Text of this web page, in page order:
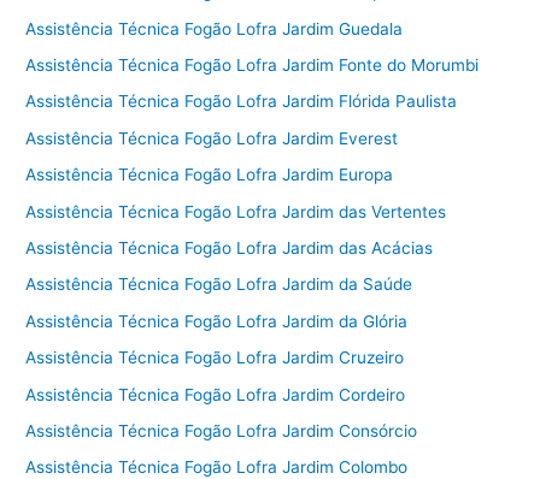
Assistência Técnica Fogão Lofra Jardim Guedala
Assistência Técnica Fogão Lofra Jardim Fonte do Morumbi
Assistência Técnica Fogão Lofra Jardim Flórida Paulista
Assistência Técnica Fogão Lofra Jardim Everest
Assistência Técnica Fogão Lofra Jardim Europa
Assistência Técnica Fogão Lofra Jardim das Vertentes
Assistência Técnica Fogão Lofra Jardim das Acácias
Assistência Técnica Fogão Lofra Jardim da Saúde
Assistência Técnica Fogão Lofra Jardim da Glória
Assistência Técnica Fogão Lofra Jardim Cruzeiro
Assistência Técnica Fogão Lofra Jardim Cordeiro
Assistência Técnica Fogão Lofra Jardim Consórcio
Assistência Técnica Fogão Lofra Jardim Colombo